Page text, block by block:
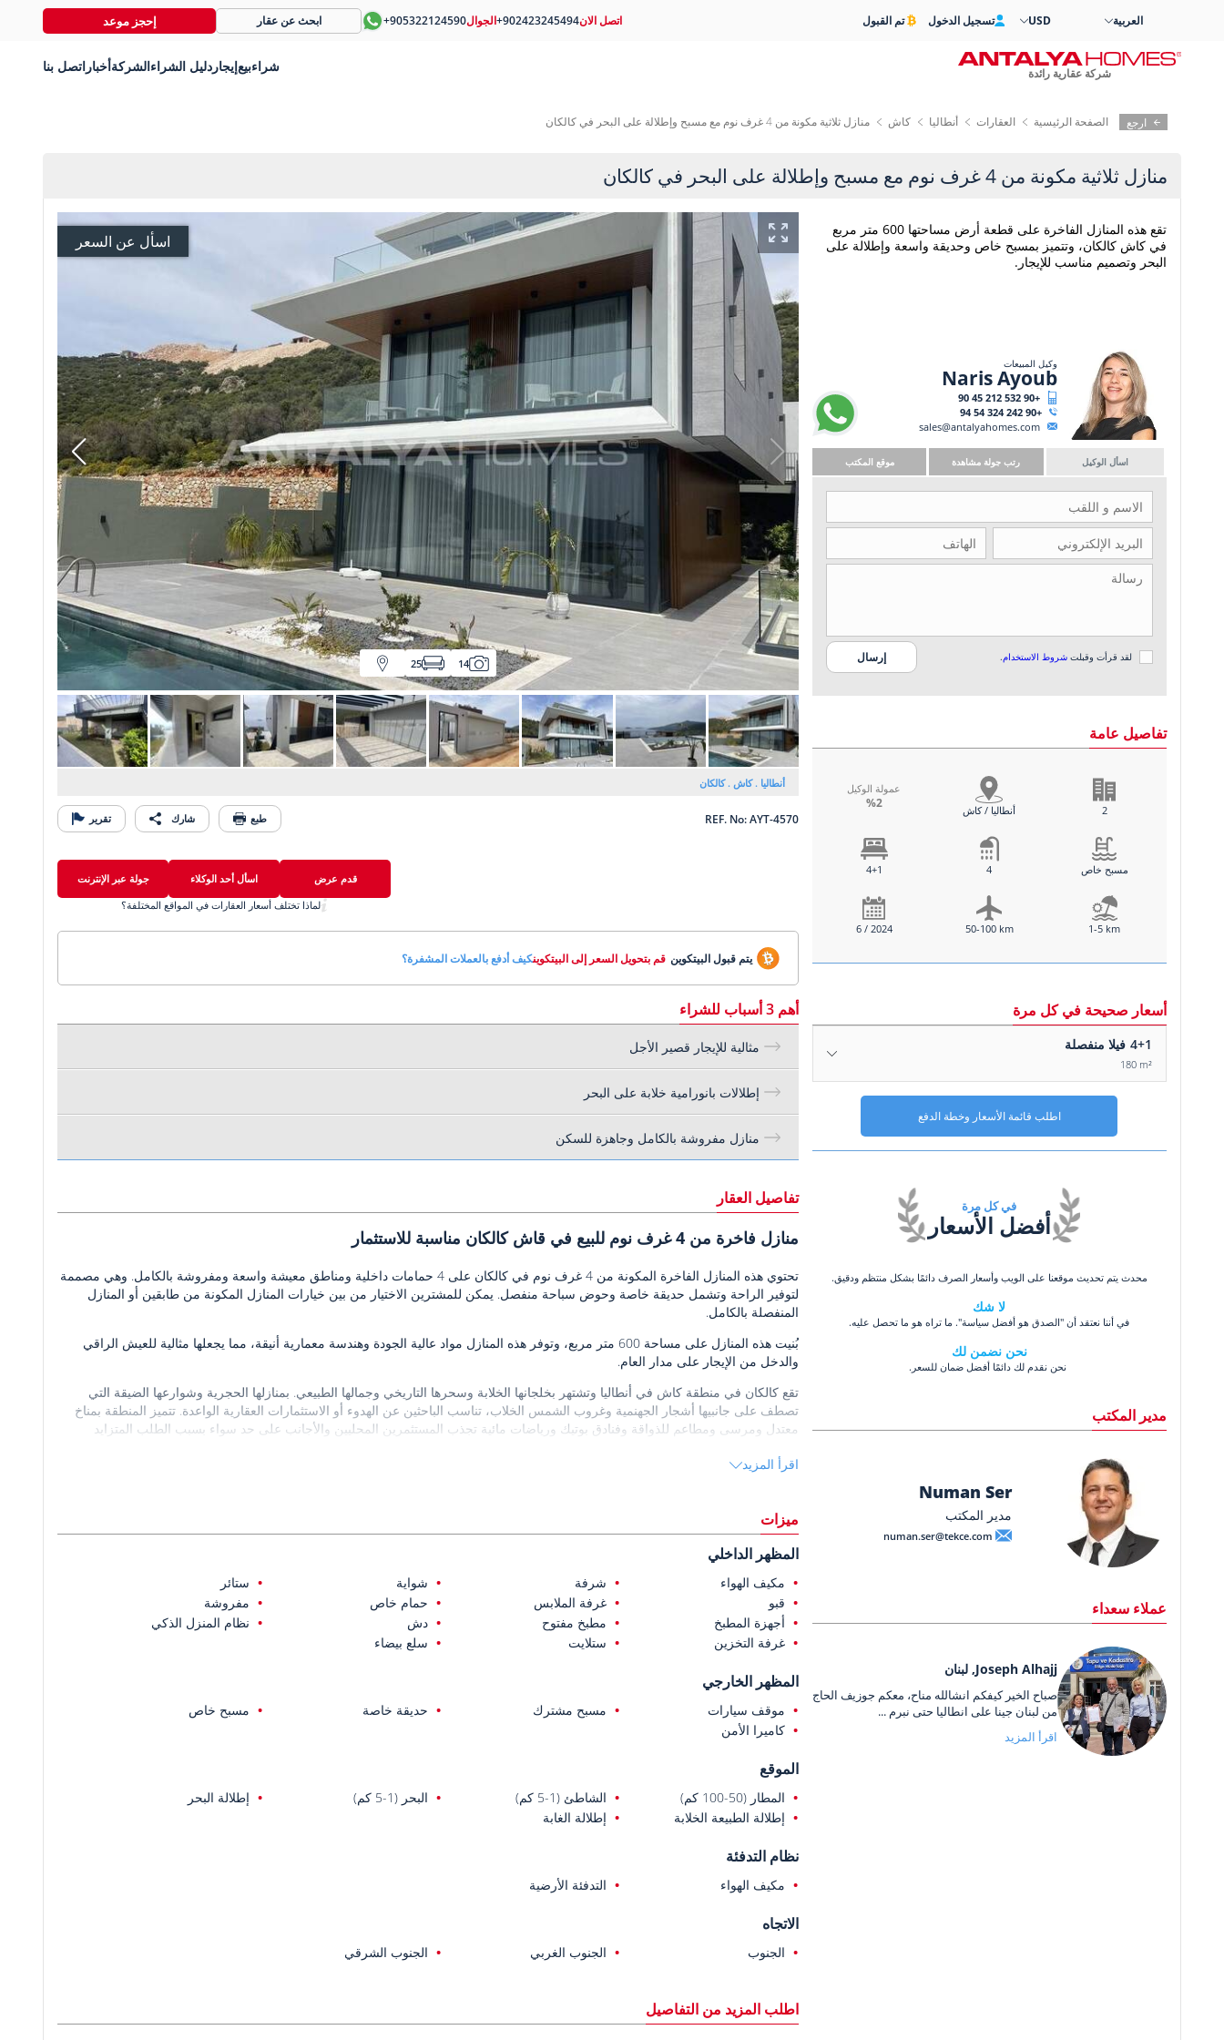
ارجع الصفحة الرئيسية العقارات أنطاليا کاش منازل ثلاثية مكونة من 4 غرف نوم مع مسبح وإطلالة على البحر في كالكان
منازل ثلاثية مكونة من 4 غرف نوم مع مسبح وإطلالة على البحر في كالكان
اسأل عن السعر
14
25
أنطاليا کاش كالكان
REF. No: AYT-4570 طبع شارك تقرير
تقع هذه المنازل الفاخرة على قطعة أرض مساحتها 600 متر مربع
في كاش كالكان، وتتميز بمسبح خاص وحديقة واسعة وإطلالة على
البحر وتصميم مناسب للإيجار.
قدم عرض اسأل أحد الوكلاء
جولة عبر الإنترنت
لماذا تختلف أسعار العقارات في المواقع المختلفة؟
يتم قبول البيتكوين قم بتحويل السعر إلى البيتكوينكيف أدفع بالعملات المشفرة؟
وكيل المبيعات
Naris Ayoub
+90 532 212 45 90
+90 242 324 54 94
sales@antalyahomes.com
اسأل الوكيل رتب جولة مشاهدة موقع المكتب
لقد قرأت وقبلت شروط الاستخدام.
تفاصيل عامة
عمولة الوكيل
%2 أنطاليا / کاش 2
4+1 4 مسبح خاص
6 / 2024 50-100 km 1-5 km
أسعار صحيحة في كل مرة
4+1 فيلا منفصلة
180 m²
اطلب قائمة الأسعار وخطة الدفع
أهم 3 أسباب للشراء
مثالية للإيجار قصير الأجل
إطلالات بانورامية خلابة على البحر
منازل مفروشة بالكامل وجاهزة للسكن
تفاصيل العقار
منازل فاخرة من 4 غرف نوم للبيع في قاش كالكان مناسبة للاستثمار
تحتوي هذه المنازل الفاخرة المكونة من 4 غرف نوم في كالكان على 4 حمامات داخلية ومناطق معيشة واسعة ومفروشة بالكامل. وهي مصممة
لتوفير الراحة وتشمل حديقة خاصة وحوض سباحة منفصل. يمكن للمشترين الاختيار من بين خيارات المنازل المكونة من طابقين أو المنازل
المنفصلة بالكامل.
بُنيت هذه المنازل على مساحة 600 متر مربع، وتوفر هذه المنازل مواد عالية الجودة وهندسة معمارية أنيقة، مما يجعلها مثالية للعيش الراقي
والدخل من الإيجار على مدار العام.
تقع كالكان في منطقة كاش في أنطاليا وتشتهر بخلجانها الخلابة وسحرها التاريخي وجمالها الطبيعي. بمنازلها الحجرية وشوارعها الضيقة التي
تصطف على جانبيها أشجار الجهنمية وغروب الشمس الخلاب، تناسب الباحثين عن الهدوء أو الاستثمارات العقارية الواعدة. تتميز المنطقة بمناخ
معتدل ومرسى ومطاعم للذواقة وفنادق بوتيك ورياضات مائية تجذب المستثمرين المحليين والأجانب على حد سواء بسبب الطلب المتزايد
تقع المنازل المعروضة للبيع في كالكان تركيا
اقرأ المزيد
ميزات
المظهر الداخلي
مكيف الهواء شرفة شواية
ستائر
قبو
غرفة الملابس حمام خاص
مفروشة
أجهزة المطبخ
مطبخ مفتوح دش
نظام المنزل الذكي
غرفة التخزين
ستلايت سلع بيضاء
المظهر الخارجي
موقف سيارات مسبح مشترك حديقة خاصة
مسبح خاص
كاميرا الأمن
الموقع
المطار (50-100 كم) الشاطئ (1-5 كم) البحر (1-5 كم)
إطلالة البحر
إطلالة الطبيعة الخلابة
إطلالة الغابة
نظام التدفئة
مكيف الهواء التدفئة الأرضية
الاتجاه
الجنوب الجنوب الغربي الجنوب الشرقي
أفضل الأسعار
في كل مرة
محدث يتم تحديث موقعنا على الويب وأسعار الصرف دائمًا بشكل منتظم ودقيق.
لا شك
في أننا نعتقد أن "الصدق هو أفضل سياسة". ما تراه هو ما تحصل عليه.
نحن نضمن لك
نحن نقدم لك دائمًا أفضل ضمان للسعر.
مدير المكتب
Numan Ser
مدير المكتب
numan.ser@tekce.com
عملاء سعداء
Joseph Alhajj, لبنان
صباح الخير كيفكم انشالله مناح، معكم جوزيف الحاج
من لبنان جينا على انطاليا حتى نبرم ...
اقرأ المزيد
اطلب المزيد من التفاصيل
العربية USD تسجيل الدخول تم القبول
شركة عقارية رائدة
اتصل الان+902423245494الجوال+905322124590 ابحث عن عقار إحجز موعد
شراءبيعإيجار دليل الشراءالشركةأخبار اتصل بنا